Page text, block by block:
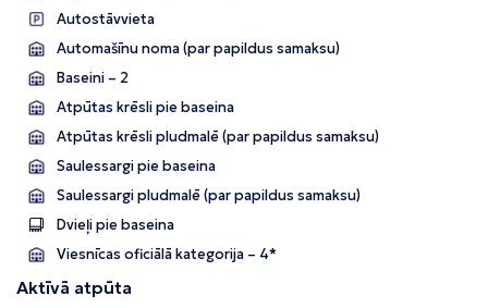
Autostāvvieta
Automašīnu noma (par papildus samaksu)
Baseini – 2
Atpūtas krēsli pie baseina
Atpūtas krēsli pludmalē (par papildus samaksu)
Saulessargi pie baseina
Saulessargi pludmalē (par papildus samaksu)
Dvieļi pie baseina
Viesnīcas oficiālā kategorija – 4*
Aktīvā atpūta